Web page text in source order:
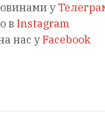
у
в Instagram
нас уFacebook